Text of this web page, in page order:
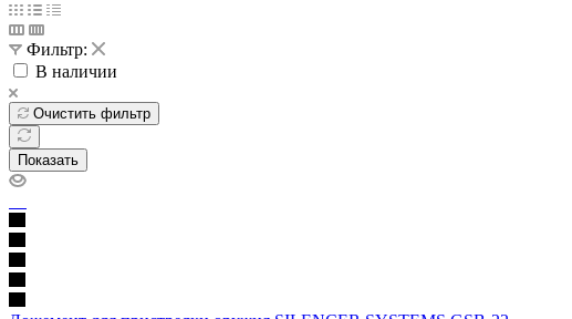
Фильтр:
В наличии
Очистить фильтр
Показать